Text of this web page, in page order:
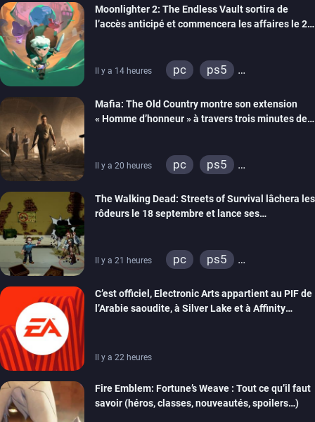
Moonlighter 2: The Endless Vault sortira de
l’accès anticipé et commencera les affaires le 2
Il y a 14 heures pc
ps5
Mafia: The Old Country montre son extension
« Homme d’honneur » à travers trois minutes de
Il y a 20 heures pc
ps5
The Walking Dead: Streets of Survival lâchera les
rôdeurs le 18 septembre et lance ses
Il y a 21 heures pc
ps5
switch 2
C’est officiel, Electronic Arts appartient au PIF de
l’Arabie saoudite, à Silver Lake et à Affinity
Il y a 22 heures
Fire Emblem: Fortune’s Weave : Tout ce qu’il faut
savoir (héros, classes, nouveautés, spoilers…)